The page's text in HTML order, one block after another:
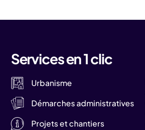
Services en 1 clic
Urbanisme
Démarches administratives
Projets et chantiers